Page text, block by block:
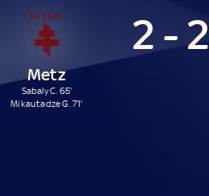
Metz
Sabaly C. 65'
Mikautadze G. 71'
2 - 2